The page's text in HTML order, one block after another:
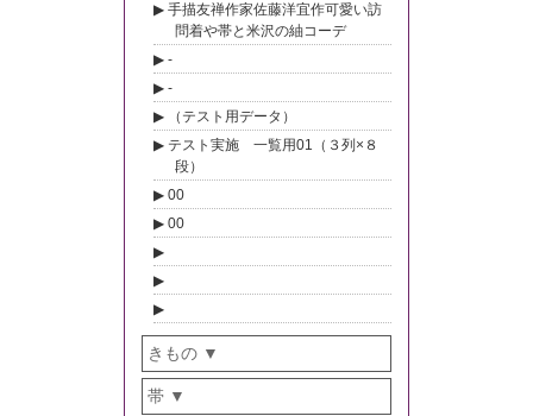
手描友禅作家佐藤洋宜作可愛い訪
問着や帯と米沢の紬コーデ
-
-
（テスト用データ）
テスト実施 一覧用01（３列×８
段）
00
00
きもの
帯